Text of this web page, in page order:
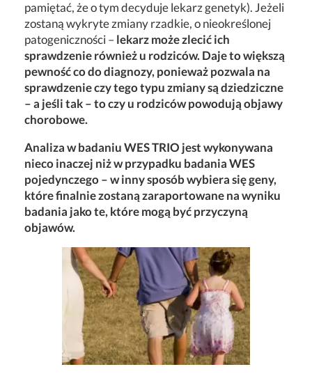
pamiętać, że o tym decyduje lekarz genetyk). Jeżeli
zostaną wykryte zmiany rzadkie, o nieokreślonej
patogeniczności – lekarz może zlecić ich
sprawdzenie również u rodziców. Daje to większą
pewność co do diagnozy, ponieważ pozwala na
sprawdzenie czy tego typu zmiany są dziedziczne
– a jeśli tak – to czy u rodziców powodują objawy
chorobowe.
Analiza w badaniu WES TRIO jest wykonywana
nieco inaczej niż w przypadku badania WES
pojedynczego – w inny sposób wybiera się geny,
które finalnie zostaną zaraportowane na wyniku
badania jako te, które mogą być przyczyną
objawów.